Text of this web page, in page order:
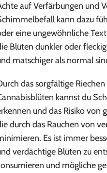
auf Verfärbungen und
kann dazu
eine ungewöhnliche
Blüten dunkler oder
matschiger als normal
das sorgfältige
kannst du
und das Risiko von
durch das Rauchen von
Es ist immer
verdächtige Blüten zu
und mögliche